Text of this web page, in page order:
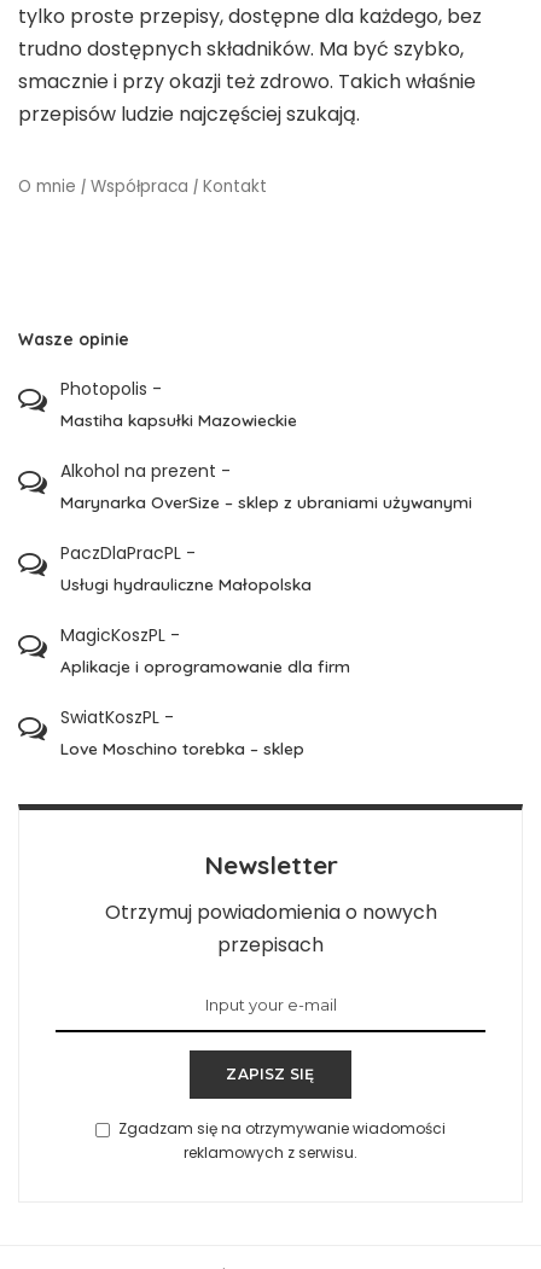
tylko proste przepisy, dostępne dla każdego, bez
trudno dostępnych składników. Ma być szybko,
smacznie i przy okazji też zdrowo. Takich właśnie
przepisów ludzie najczęściej szukają.
O mnie | Współpraca | Kontakt
Wasze opinie
Photopolis -
Mastiha kapsułki Mazowieckie
Alkohol na prezent -
Marynarka OverSize – sklep z ubraniami używanymi
PaczDlaPracPL -
Usługi hydrauliczne Małopolska
MagicKoszPL -
Aplikacje i oprogramowanie dla firm
SwiatKoszPL -
Love Moschino torebka – sklep
Newsletter
Otrzymuj powiadomienia o nowych
przepisach
ZAPISZ SIĘ
Zgadzam się na otrzymywanie wiadomości
reklamowych z serwisu.